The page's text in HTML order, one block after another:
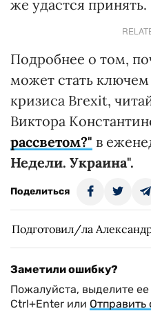
же удастся принять.
Подробнее о том,
может стать
кризиса Brexit,
Виктора
рассветом?" в
Недели. Украина".
Поделиться
Подготовил/ла
Заметили ошибку?
Пожалуйста, выделите
Ctrl+Enter или Отправить